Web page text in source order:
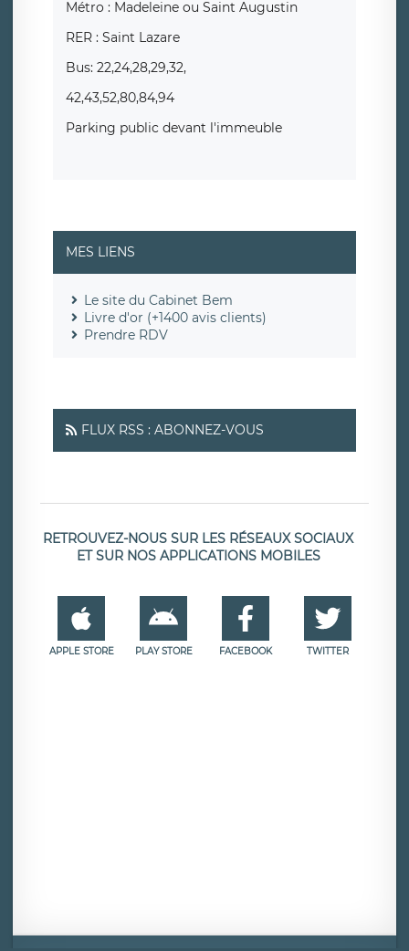
Métro : Madeleine ou Saint Augustin
RER : Saint Lazare
Bus: 22,24,28,29,32,
42,43,52,80,84,94
Parking public devant l'immeuble
MES LIENS
Le site du Cabinet Bem
Livre d'or (+1400 avis clients)
Prendre RDV
FLUX RSS : ABONNEZ-VOUS
RETROUVEZ-NOUS SUR LES RÉSEAUX SOCIAUX
ET SUR NOS APPLICATIONS MOBILES
APPLE STORE PLAY STORE FACEBOOK TWITTER